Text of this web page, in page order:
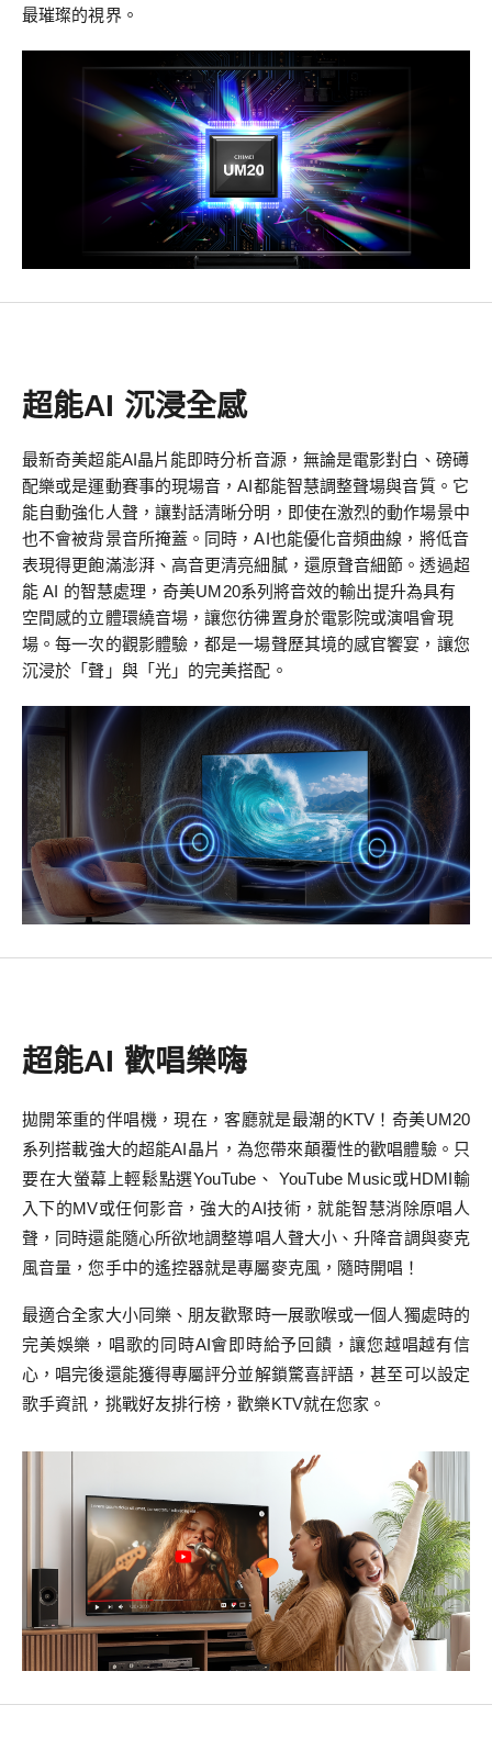
最璀璨的視界。
超能AI 沉浸全感
最新奇美超能AI晶片能即時分析音源，無論是電影對白、磅礡
配樂或是運動賽事的現場音，AI都能智慧調整聲場與音質。它
能自動強化人聲，讓對話清晰分明，即使在激烈的動作場景中
也不會被背景音所掩蓋。同時，AI也能優化音頻曲線，將低音
表現得更飽滿澎湃、高音更清亮細膩，還原聲音細節。透過超
能 AI 的智慧處理，奇美UM20系列將音效的輸出提升為具有
空間感的立體環繞音場，讓您彷彿置身於電影院或演唱會現
場。每一次的觀影體驗，都是一場聲歷其境的感官饗宴，讓您
沉浸於「聲」與「光」的完美搭配。
超能AI 歡唱樂嗨
拋開笨重的伴唱機，現在，客廳就是最潮的KTV！奇美UM20
系列搭載強大的超能AI晶片，為您帶來顛覆性的歡唱體驗。只
要在大螢幕上輕鬆點選YouTube、 YouTube Music或HDMI輸
入下的MV或任何影音，強大的AI技術，就能智慧消除原唱人
聲，同時還能隨心所欲地調整導唱人聲大小、升降音調與麥克
風音量，您手中的遙控器就是專屬麥克風，隨時開唱！
最適合全家大小同樂、朋友歡聚時一展歌喉或一個人獨處時的
完美娛樂，唱歌的同時AI會即時給予回饋，讓您越唱越有信
心，唱完後還能獲得專屬評分並解鎖驚喜評語，甚至可以設定
歌手資訊，挑戰好友排行榜，歡樂KTV就在您家。